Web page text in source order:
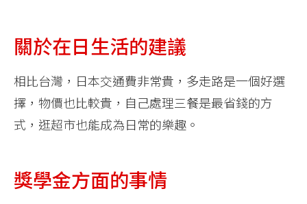
關於在日生活的建議
相比台灣，日本交通費非常貴，多走路是一個好選
擇，物價也比較貴，自己處理三餐是最省錢的方
式，逛超市也能成為日常的樂趣。
獎學金方面的事情